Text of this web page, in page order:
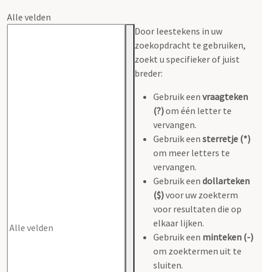
Alle velden
Door leestekens in uw
zoekopdracht te gebruiken,
zoekt u specifieker of juist
breder:
Gebruik een vraagteken
(?)om één letter te
vervangen.
Gebruik een sterretje (*)
om meer letters te
vervangen.
Gebruik een dollarteken
($)voor uw zoekterm
voor resultaten die op
elkaar lijken.
Gebruik een minteken (-)
om zoektermen uit te
sluiten.